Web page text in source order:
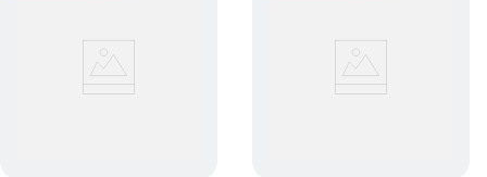
Atunci cand se utilizeaza filtrul PRO1D+ INSTANT ACTION VARIABLE
NDX3-450+C-PL cu obiective foarte rapide, viteza obturatorului poate fi
asigurata la un nivel adecvat pentru a realiza o diafragma mai mare. Prin